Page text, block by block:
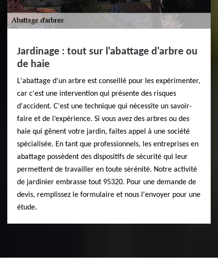
Jardinage : tout sur l'abattage d'arbre ou
de haie
L'abattage d'un arbre est conseillé pour les expérimenter,
car c'est une intervention qui présente des risques
d'accident. C'est une technique qui nécessite un savoir-
faire et de l’expérience. Si vous avez des arbres ou des
haie qui gênent votre jardin, faites appel à une société
spécialisée. En tant que professionnels, les entreprises en
abattage possèdent des dispositifs de sécurité qui leur
permettent de travailler en toute sérénité. Notre activité
de jardinier embrasse tout 95320. Pour une demande de
devis, remplissez le formulaire et nous l'envoyer pour une
étude.